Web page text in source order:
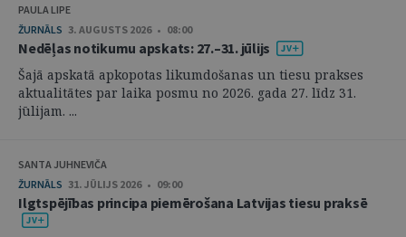
PAULA LIPE
ŽURNĀLS 3. AUGUSTS 2026 • 08:00
Nedēļas notikumu apskats: 27.–31. jūlijs
Šajā apskatā apkopotas likumdošanas un tiesu prakses
aktualitātes par laika posmu no 2026. gada 27. līdz 31.
jūlijam. ...
SANTA JUHNEVIČA
ŽURNĀLS 31. JŪLIJS 2026 • 09:00
Ilgtspējības principa piemērošana Latvijas tiesu praksē